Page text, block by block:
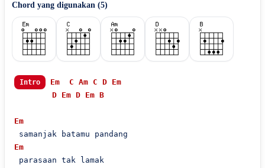
Chord yang digunakan (5)
Intro Em C Am C D
Em
D
Em D Em B
Em
Em
parasaan tak lamak